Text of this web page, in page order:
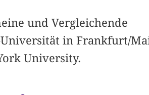
und Vergleichende
in Frankfurt/
University.